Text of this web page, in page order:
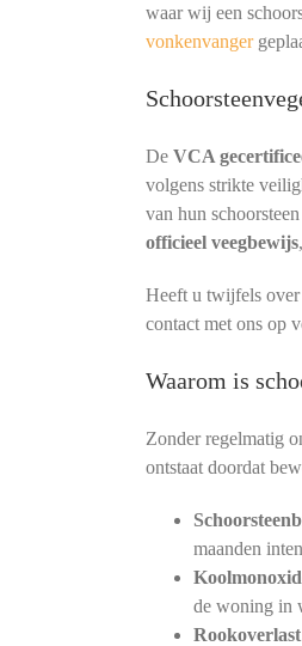
waar wij een
vonkenvanger
De VCA
volgens strikte
van hun
officieel veegbewijs
Heeft u twijfels over
contact met ons op
Waarom is
Zonder regelmatig
ontstaat doordat
maanden
de woning in